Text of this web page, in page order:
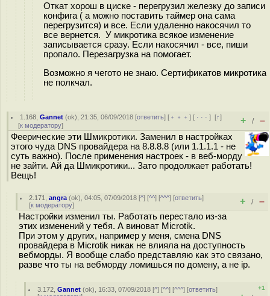
Откат хорош в циске - перегрузил железку до записи
конфига ( а можно поставить таймер она сама
перегрузится) и все. Если удаленно накосячил то
все вернется. У микротика всякое изменение
записывается сразу. Если накосячил - все, пиши
пропало. Перезагрузка на помогает.
Возможно я чегото не знаю. Сертификатов микротика
не полкчал.
1.168 ,Gannet (ok), 21:35, 06/09/2018 [ответить] [ ﹢﹢﹢] [ · · ·][↑]
[к модератору] + / –
Феерические эти Шмикротики. Заменил в настройках
этого чуда DNS провайдера на 8.8.8.8 (или 1.1.1.1 - не
суть важно). После применения настроек - в веб-морду
не зайти. Ай да Шмикротики... Зато продолжает работать!
Вещь!
2.171 ,angra (ok), 04:05, 07/09/2018 [^] [^^] [^^^] [ответить]
[к модератору] + / –
Настройки изменил ты. Работать перестало из-за
этих изменений у тебя. А виноват Microtik.
При этом у других, например у меня, смена DNS
провайдера в Microtik никак не влияла на доступность
вебморды. Я вообще слабо представляю как это связано,
разве что ты на вебморду ломишься по домену, а не ip.
3.172 ,Gannet (ok), 16:33, 07/09/2018 [^] [^^] [^^^] [ответить]
+1